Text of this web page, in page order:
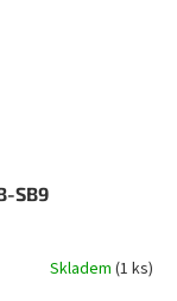
SB9
Skladem (1 ks)